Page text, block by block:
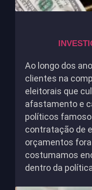
Ao longo dos
clientes na
eleitorais que
afastamento e
políticos
contratação de
orçamentos
costumamos
dentro da